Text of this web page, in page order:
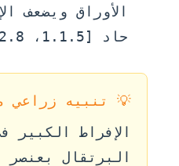
الأوراق ويضعف
حاد [1.1.5، 1.2.8].
💡 تنبيه زراعي
الإفراط الكبير
البرتقال بعنصر